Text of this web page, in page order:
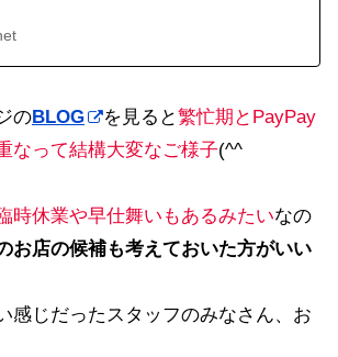
のBLOG を見ると繁忙期とPayPay
なって結構大変なご様子(^^ゞ
時休業や早仕舞いもあるみたいなの
お店の候補も考えておいた方がいい
感じだったスタッフのみなさん、お